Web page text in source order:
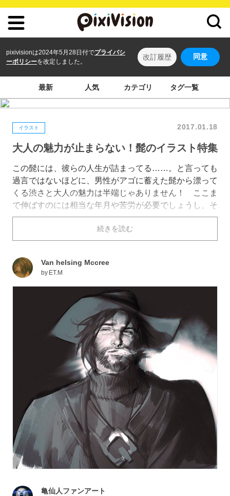
pixivisionは2024年5月28日付でプライバシ
ーポリシーを改定しました。
改訂履歴 同意
最新 人気 カテゴリ タグ一覧
イラスト 2017.01.18
大人の魅力が止まらない！髭のイラスト特集
この髭には、彼らの人生が詰まってる……。と言っても
過言ではないほどに、男性がアゴに蓄えた髭から漂って
くる渋さと大人の魅力は半端じゃありません！ ここま
で伸ばすのには相当な年月や苦労が必要でしょうし、そ
れを乗り越えたからこそ、この貫禄なのだと思います。
その姿を一目見ただけで、人生を長く生きている人間し
か纏えない、ただならぬ者のオーラを感じますよね。
な、髭のイラストを特集しました！さぁ、これであなた
も年上好きへの道が開けましたね。
続きを読む
Van helsing Mccree
by ET.M
亀仙人ファンアート